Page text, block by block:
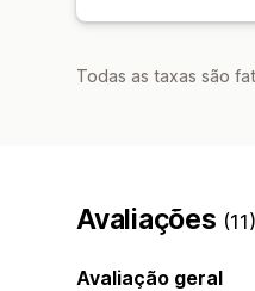
Todas as taxas são
Avaliações (11)
Avaliação geral